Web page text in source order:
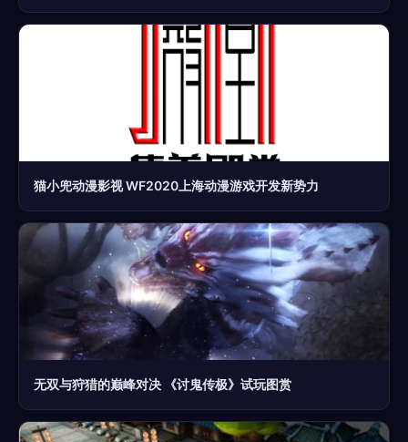
猫小兜动漫影视 WF2020上海动漫游戏开发新势力
无双与狩猎的巅峰对决 《讨鬼传极》试玩图赏